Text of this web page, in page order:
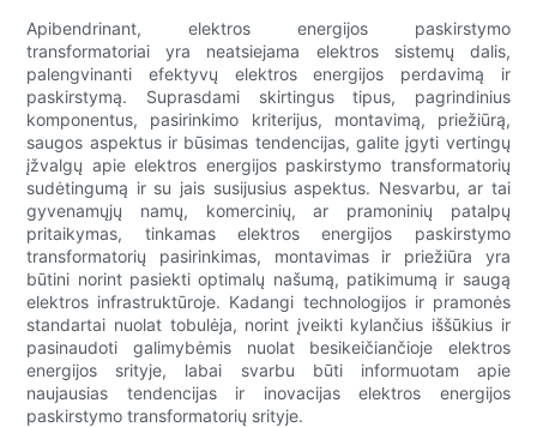
Apibendrinant, elektros energijos paskirstymo
transformatoriai yra neatsiejama elektros sistemų dalis,
palengvinanti efektyvų elektros energijos perdavimą ir
paskirstymą. Suprasdami skirtingus tipus, pagrindinius
komponentus, pasirinkimo kriterijus, montavimą, priežiūrą,
saugos aspektus ir būsimas tendencijas, galite įgyti vertingų
įžvalgų apie elektros energijos paskirstymo transformatorių
sudėtingumą ir su jais susijusius aspektus. Nesvarbu, ar tai
gyvenamųjų namų, komercinių, ar pramoninių patalpų
pritaikymas, tinkamas elektros energijos paskirstymo
transformatorių pasirinkimas, montavimas ir priežiūra yra
būtini norint pasiekti optimalų našumą, patikimumą ir saugą
elektros infrastruktūroje. Kadangi technologijos ir pramonės
standartai nuolat tobulėja, norint įveikti kylančius iššūkius ir
pasinaudoti galimybėmis nuolat besikeičiančioje elektros
energijos srityje, labai svarbu būti informuotam apie
naujausias tendencijas ir inovacijas elektros energijos
paskirstymo transformatorių srityje.